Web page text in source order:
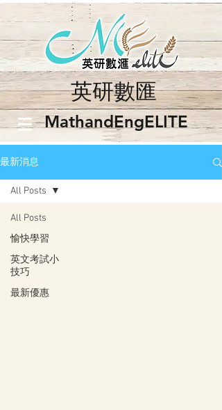
英研數匯
​MathandEngELITE
最新消息
All Posts
愉快學習
英文考試小
技巧
最新優惠
All Posts